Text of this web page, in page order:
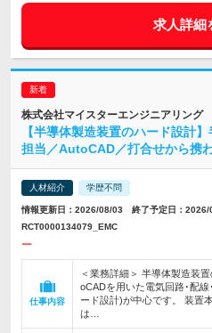
求人詳細
株式会社マイスターエンジニアリング
【半導体製造装置のハード設計
担当／AutoCAD／打合せから携
人材紹介 学歴不問
情報更新日：2026/08/03 終了予定日：
RCT0000134079_EMC
ー
仕事内容
＜業務詳細＞ 半導体製造装
oCADを用いた電気回路･配
ード設計)が中心です。 装置
は…